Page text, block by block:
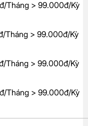
Tháng > 99.000đ/Kỳ
Tháng > 99.000đ/Kỳ
Tháng > 99.000đ/Kỳ
Tháng > 99.000đ/Kỳ